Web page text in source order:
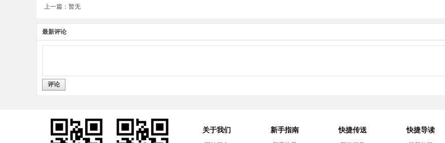
上一篇：暂无
最新评论
评论
关于我们 新手指南 快捷传送 快捷导读